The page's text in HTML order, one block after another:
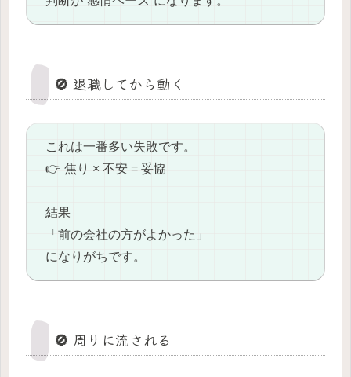
🚫 退職してから動く
これは一番多い失敗です。
👉 焦り × 不安 = 妥協
結果
「前の会社の方がよかった」
になりがちです。
🚫 周りに流される